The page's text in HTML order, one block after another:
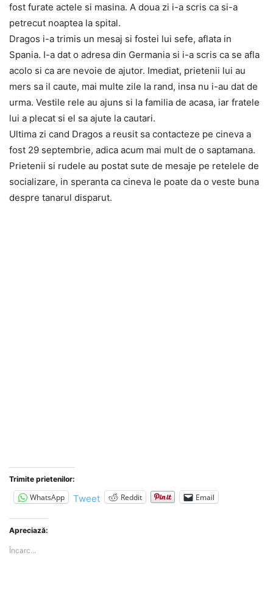
fost furate actele si masina. A doua zi i-a scris ca si-a
petrecut noaptea la spital.
Dragos i-a trimis un mesaj si fostei lui sefe, aflata in
Spania. I-a dat o adresa din Germania si i-a scris ca se afla
acolo si ca are nevoie de ajutor. Imediat, prietenii lui au
mers sa il caute, mai multe zile la rand, insa nu i-au dat de
urma. Vestile rele au ajuns si la familia de acasa, iar fratele
lui a plecat si el sa ajute la cautari.
Ultima zi cand Dragos a reusit sa contacteze pe cineva a
fost 29 septembrie, adica acum mai mult de o saptamana.
Prietenii si rudele au postat sute de mesaje pe retelele de
socializare, in speranta ca cineva le poate da o veste buna
despre tanarul disparut.
Trimite prietenilor:
WhatsApp Tweet Reddit Email
Apreciază:
Încarc...